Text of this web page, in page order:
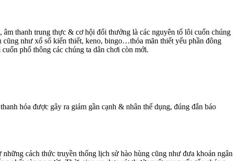
thanh trung thực & cơ hội đổi thưởng là các nguyên tố lôi cuốn chúng
cũng như xổ số kiến thiết, keno, bingo…thỏa mãn thiết yếu phần đông
phổ thông các chúng ta dân chơi còn mới.
hóa được gây ra giám gần cạnh & nhân thể dụng, đúng đắn báo
cách thức truyền thống lịch sử hào hùng cũng như đưa khoản ngân